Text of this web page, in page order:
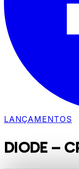
LANÇAMENTOS
DIODE –